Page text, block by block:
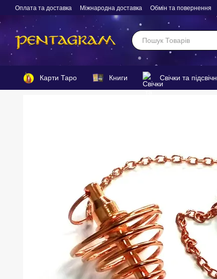
Перейти до основного контенту
Оплата та доставка Міжнародна доставка Обмін та повернення
Карти Таро Книги Свічки та